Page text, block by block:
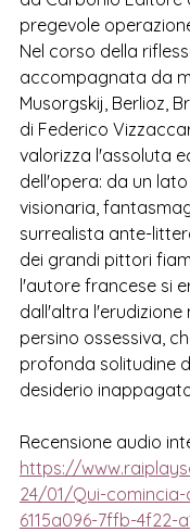
pregevole
Nel corso della
accompagnata da m
Musorgskij, Berlioz,
di Federico
valorizza l'assoluta
dell'opera: da un
visionaria,
surrealista ante-
dei grandi pittori
l'autore francese si
dall'altra l'erudizione
persino ossessiva,
profonda solitudine
desiderio
Recensione audio
https://
24/01/Qui-comincia-
6115a096-7ffb-4f22-